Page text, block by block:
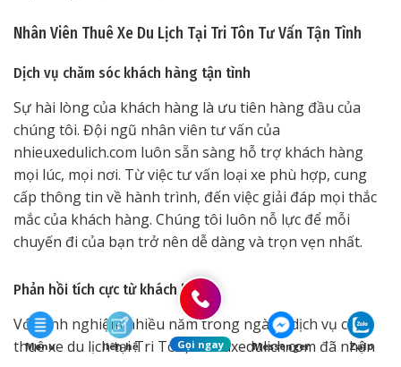
Nhân Viên Thuê Xe Du Lịch Tại Tri Tôn Tư Vấn Tận Tình
Dịch vụ chăm sóc khách hàng tận tình
Sự hài lòng của khách hàng là ưu tiên hàng đầu của
chúng tôi. Đội ngũ nhân viên tư vấn của
nhieuxedulich.com luôn sẵn sàng hỗ trợ khách hàng
mọi lúc, mọi nơi. Từ việc tư vấn loại xe phù hợp, cung
cấp thông tin về hành trình, đến việc giải đáp mọi thắc
mắc của khách hàng. Chúng tôi luôn nỗ lực để mỗi
chuyến đi của bạn trở nên dễ dàng và trọn vẹn nhất.
Phản hồi tích cực từ khách hàng
Với kinh nghiệm nhiều năm trong ngành dịch vụ cho
thuê xe du lịch tại Tri Tôn, nhieuxedulich.com đã nhận
Menu liên hệ Gọi ngay Messenger Zalo